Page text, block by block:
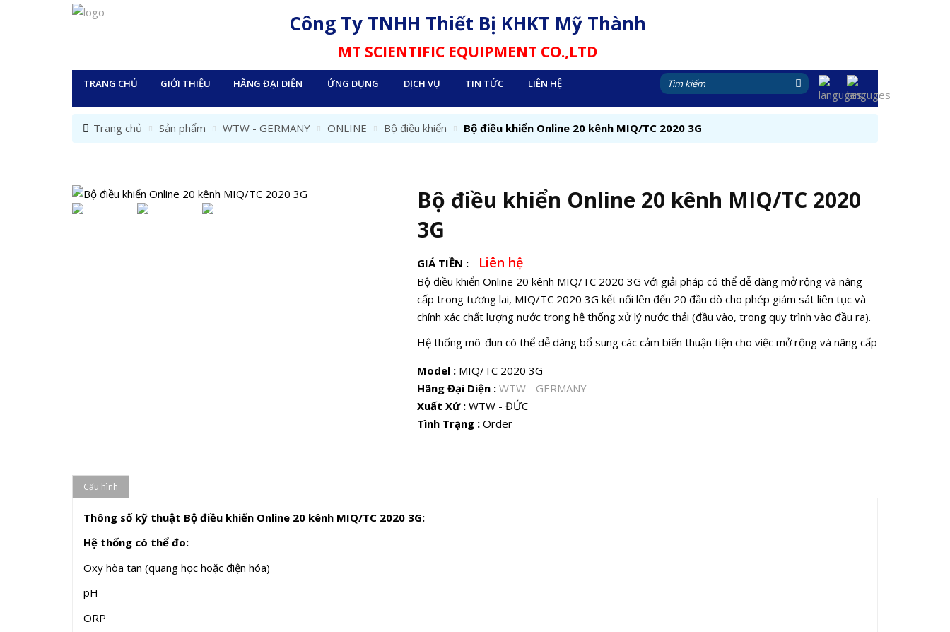
Công Ty TNHH Thiết Bị KHKT Mỹ Thành
MT SCIENTIFIC EQUIPMENT CO.,LTD
TRANG CHỦ GIỚI THIỆU HÃNG ĐẠI DIỆN ỨNG DỤNG DỊCH VỤ TIN TỨC LIÊN HỆ
Trang chủ Sản phẩm WTW - GERMANY ONLINE Bộ điều khiển Bộ điều khiển Online 20 kênh MIQ/TC 2020 3G
Bộ điều khiển Online 20 kênh MIQ/TC 2020
3G
GIÁ TIỀN : Liên hệ
Bộ điều khiển Online 20 kênh MIQ/TC 2020 3G với giải pháp có thể dễ dàng mở rộng và nâng
cấp trong tương lai, MIQ/TC 2020 3G kết nối lên đến 20 đầu dò cho phép giám sát liên tục và
chính xác chất lượng nước trong hệ thống xử lý nước thải (đầu vào, trong quy trình vào đầu ra).
Hệ thống mô-đun có thể dễ dàng bổ sung các cảm biến thuận tiện cho việc mở rộng và nâng cấp
Model :MIQ/TC 2020 3G
Hãng Đại Diện : WTW - GERMANY
Xuất Xứ :WTW - ĐỨC
Tình Trạng :Order
Cấu hình
Thông số kỹ thuật Bộ điều khiển Online 20 kênh MIQ/TC 2020 3G:
Hệ thống có thể đo:
Oxy hòa tan (quang học hoặc điện hóa)
pH
ORP